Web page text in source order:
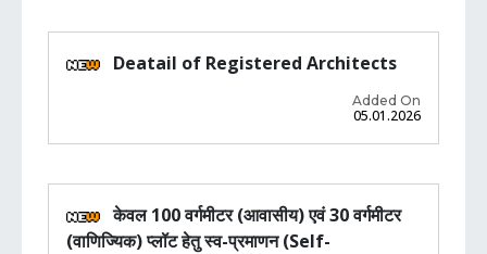
Deatail of Registered Architects
Added On
05.01.2026
केवल 100 वर्गमीटर (आवासीय) एवं 30 वर्गमीटर
(वाणिज्यिक) प्लॉट हेतु स्व-प्रमाणन (Self-